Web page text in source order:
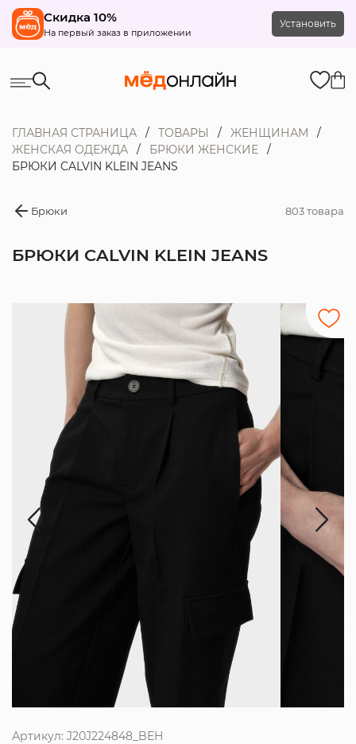
Скидка 10%
На первый заказ в приложении
Установить
ГЛАВНАЯ СТРАНИЦА ТОВАРЫ
ЖЕНЩИНАМ
ЖЕНСКАЯ ОДЕЖДА
БРЮКИ ЖЕНСКИЕ
БРЮКИ CALVIN KLEIN JEANS
Брюки 803 товара
БРЮКИ CALVIN KLEIN JEANS
Артикул: J20J224848_BEH